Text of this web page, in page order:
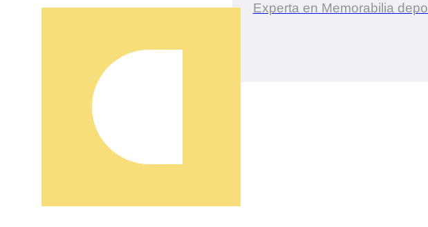
Experta en Memorabilia